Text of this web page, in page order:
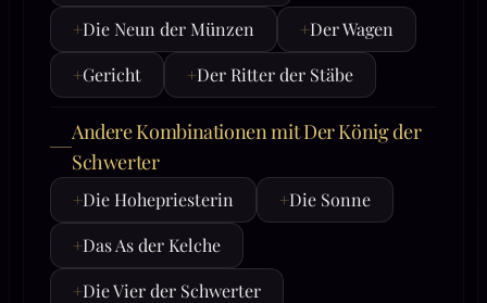
+Die Neun der Münzen +Der Wagen
+Gericht +Der Ritter der Stäbe
Andere Kombinationen mit Der König der
Schwerter
+Die Hohepriesterin +Die Sonne
+Das As der Kelche
+Die Vier der Schwerter